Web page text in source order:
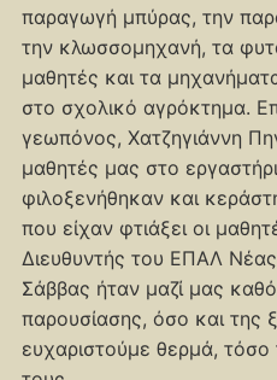
παραγωγή μπύρας, την
την κλωσσομηχανή, τα
μαθητές και τα
στο σχολικό αγρόκτημα.
γεωπόνος, Χατζηγιάννη
μαθητές μας στο
φιλοξενήθηκαν και
που είχαν φτιάξει οι
Διευθυντής του ΕΠΑΛ
Σάββας ήταν μαζί μας
παρουσίασης, όσο και της
ευχαριστούμε θερμά, τόσο